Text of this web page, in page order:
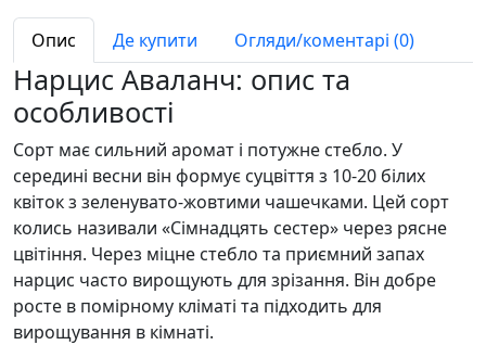
Опис Де купити Огляди/коментарі (0)
Нарцис Аваланч: опис та
особливості
Сорт має сильний аромат і потужне стебло. У
середині весни він формує суцвіття з 10-20 білих
квіток з зеленувато-жовтими чашечками. Цей сорт
колись називали «Сімнадцять сестер» через рясне
цвітіння. Через міцне стебло та приємний запах
нарцис часто вирощують для зрізання. Він добре
росте в помірному кліматі та підходить для
вирощування в кімнаті.